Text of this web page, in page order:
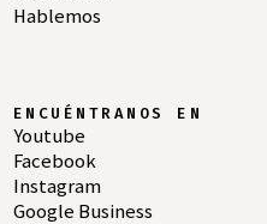
Hablemos
ENCUÉNTRANOS EN
Youtube
Facebook
Instagram
Google Business